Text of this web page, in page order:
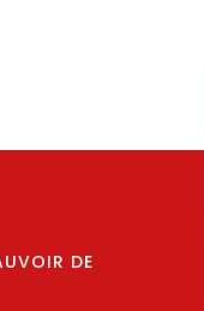
DE